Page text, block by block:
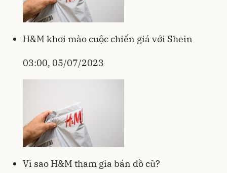
H&M khơi mào cuộc chiến giá với Shein
03:00, 05/07/2023
Vì sao H&M tham gia bán đồ cũ?